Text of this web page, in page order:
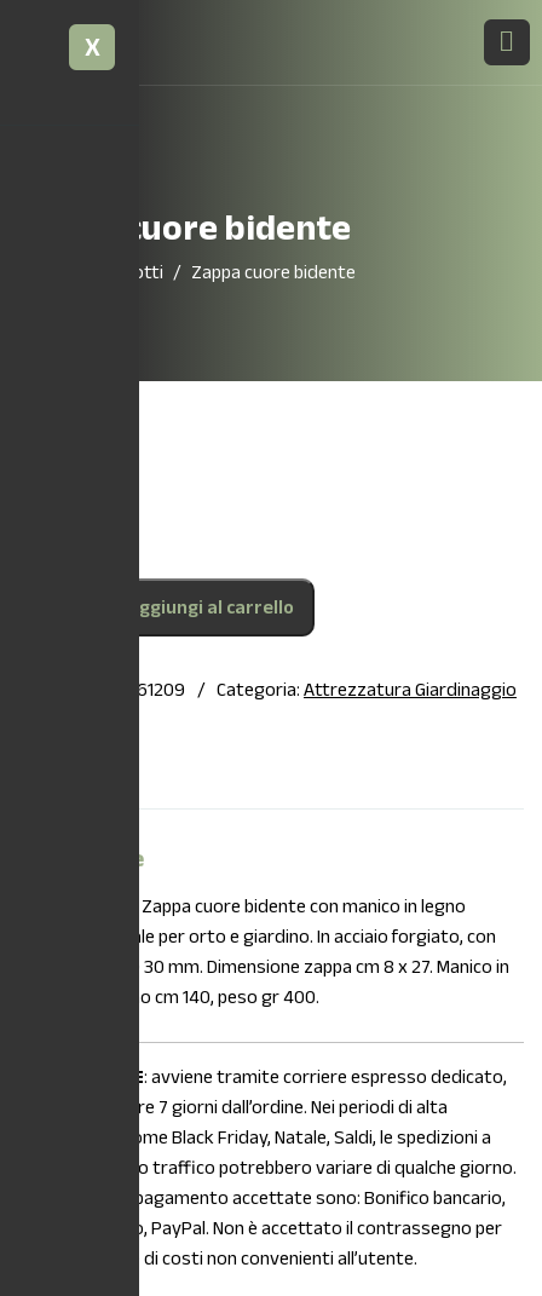
X
Zappa cuore bidente
Prodotti Zappa cuore bidente
Aggiungi al carrello
8015358061209 Categoria:Attrezzatura Giardinaggio
Descrizione
Zappa cuore bidente con manico in legno
Verdemax. Ideale per orto e giardino. In acciaio forgiato, con
occhio tondo Ø 30 mm. Dimensione zappa cm 8 x 27. Manico in
legno di frassino cm 140, peso gr 400.
SPEDIZIONE: avviene tramite corriere espresso dedicato,
entro e non oltre 7 giorni dall’ordine. Nei periodi di alta
stagionalità, come Black Friday, Natale, Saldi, le spedizioni a
causa di intenso traffico potrebbero variare di qualche giorno.
Le modalità di pagamento accettate sono: Bonifico bancario,
Carta di credito, PayPal. Non è accettato il contrassegno per
maggiorazione di costi non convenienti all’utente.